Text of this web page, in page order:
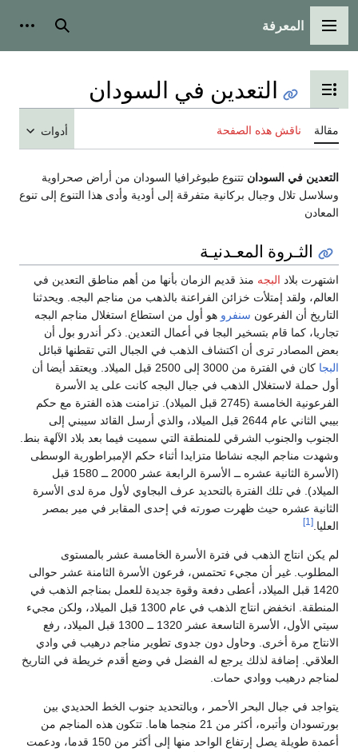
القائمة الرئيسية
المعرفة بحث
تبديل عرض جدول المحتويات
التعدين في السودان
مقالة ناقش هذه الصفحة أدوات
التعدين في السودان تتنوع طبوغرافيا السودان من أراض صحراوية
وسلاسل تلال وجبال بركانية متفرقة إلى أودية وأدى هذا التنوع إلى تنوع
المعادن
الثـروة المعـدنيـة
اشتهرت بلاد البجه منذ قديم الزمان بأنها من أهم مناطق التعدين في
العالم، ولقد إمتلأت خزائن الفراعنة بالذهب من مناجم البجه. ويحدثنا
التاريخ أن الفرعون سنفرو هو أول من استطاع استغلال مناجم البجه
تجاريا، كما قام بتسخير البجا في أعمال التعدين. ذكر أندرو بول أن
بعض المصادر ترى أن اكتشاف الذهب في الجبال التي تقطنها قبائل
البجا
كان في الفترة من 3000 إلى 2500 قبل الميلاد. ويعتقد أيضا أن
أول حملة لاستغلال الذهب في جبال البجه كانت على يد الأسرة
الفرعونية الخامسة (2745 قبل الميلاد). تزامنت هذه الفترة مع حكم
بيبي الثاني عام 2644 قبل الميلاد، والذي أرسل القائد سيبني إلى
الجنوب والجنوب الشرقي للمنطقة التي سميت فيما بعد بلاد الآلهة بنط.
وشهدت مناجم البجه نشاطا متزايدا أثناء حكم الإمبراطورية الوسطى
(الأسرة الثانية عشره ــ الأسرة الرابعة عشر 2000 ــ 1580 قبل
الميلاد). في تلك الفترة بالتحديد عرف البجاوي لأول مرة لدى الأسرة
الثانية عشره حيث ظهرت صورته في إحدى المقابر في مير بمصر
العليا.[1]
لم يكن انتاج الذهب في فترة الأسرة الخامسة عشر بالمستوى
المطلوب. غير أن مجيء تحتمس، فرعون الأسرة الثامنة عشر حوالى
1420 قبل الميلاد، أعطى دفعة وقوة جديدة للعمل بمناجم الذهب في
المنطقة. انخفض انتاج الذهب في عام 1300 قبل الميلاد، ولكن مجيء
سيتي الأول، الأسرة التاسعة عشر 1320 ــ 1300 قبل الميلاد، رفع
الانتاج مرة أخرى. وحاول دون جدوى تطوير مناجم درهيب في وادي
العلاقي. إضافة لذلك يرجع له الفضل في وضع أقدم خريطة في التاريخ
لمناجم درهيب ووادي حمات.
يتواجد في جبال البحر الأحمر ، وبالتحديد جنوب الخط الحديدي بين
بورتسودان وأتبره، أكثر من 21 منجما هاما. تتكون هذه المناجم من
أعمدة طويلة يصل إرتفاع الواحد منها إلى أكثر من 150 قدما، ودعمت